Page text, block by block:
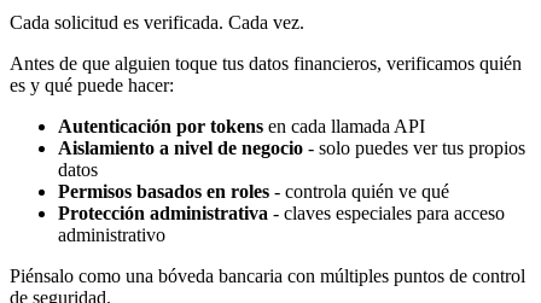
Cada solicitud es verificada. Cada vez.
Antes de que alguien toque tus datos financieros, verificamos quién
es y qué puede hacer:
Autenticación por tokens en cada llamada API
Aislamiento a nivel de negocio - solo puedes ver tus propios
datos
Permisos basados en roles - controla quién ve qué
Protección administrativa - claves especiales para acceso
administrativo
Piénsalo como una bóveda bancaria con múltiples puntos de control
de seguridad.